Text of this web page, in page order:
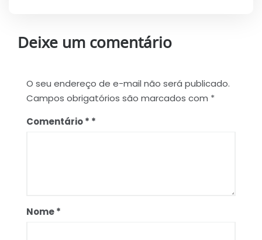
Deixe um comentário
O seu endereço de e-mail não será publicado.
Campos obrigatórios são marcados com *
Comentário*
Nome*